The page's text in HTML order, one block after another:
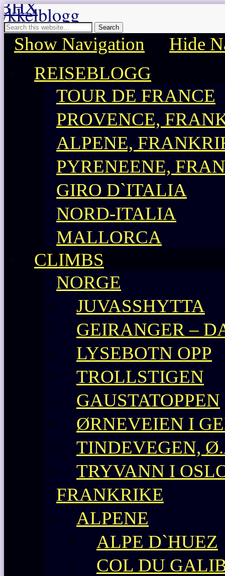
BHX sykkelblogg
Sykkelblogg for mosjonister!
Show Navigation
Hide
REISEBLOGG
TOUR DE FRANCE
PROVENCE,
ALPENE,
PYRENEENE,
GIRO D`ITALIA
NORD-ITALIA
MALLORCA
CLIMBS
NORGE
JUVASSHYTTA
GEIRANGER –
LYSEBOTN OPP
TROLLSTIGEN
GAUSTATOPPEN
ØRNEVEIEN I
TINDEVEGEN,
TRYVANN I
FRANKRIKE
ALPENE
ALPE D`HUEZ
COL DU